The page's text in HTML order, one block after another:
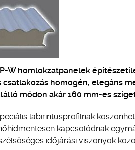
W homlokzatpanelek
homogén, elegáns
módon akár 160 mm-es
labirintusprofilnak
kapcsolódnak
időjárási viszonyok